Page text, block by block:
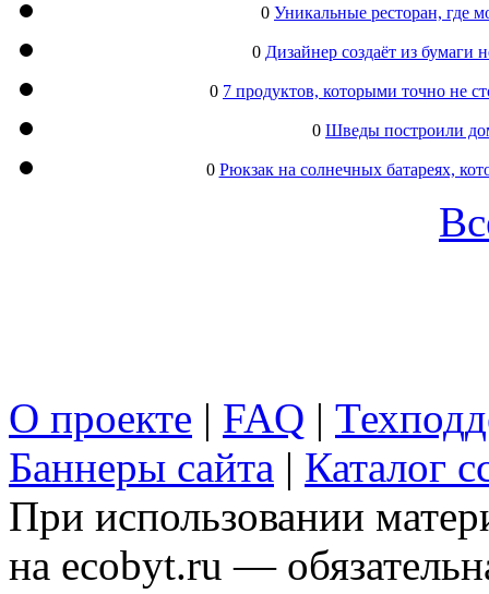
0 Уникальные ресторан, где
0 Дизайнер создаёт из
0 7 продуктов, которыми точно не
0 Шведы построили
0 Рюкзак на солнечных батареях,
О проекте | FAQ |
Баннеры сайта | Каталог
При использовании
на ecobyt.ru —